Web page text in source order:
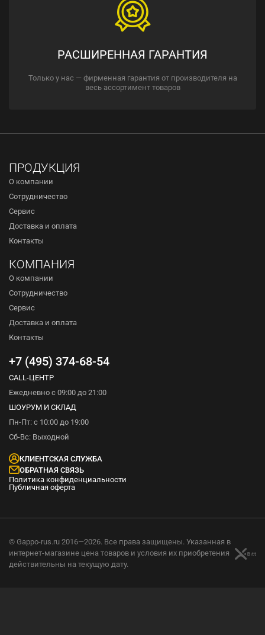
РАСШИРЕННАЯ ГАРАНТИЯ
Только у нас — фирменная гарантия от производителя на
весь ассортимент товаров
ПРОДУКЦИЯ
О компании
Сотрудничество
Сервис
Доставка и оплата
Контакты
КОМПАНИЯ
О компании
Сотрудничество
Сервис
Доставка и оплата
Контакты
+7 (495) 374-68-54
CALL-ЦЕНТР
Ежедневно с 09:00 до 21:00
ШОУРУМ И СКЛАД
Пн-Пт: с 10:00 до 19:00
Сб-Вс: Выходной
КЛИЕНТСКАЯ СЛУЖБА
ОБРАТНАЯ СВЯЗЬ
Политика конфиденциальности
Публичная оферта
© Gappo-rus.ru 2016—2026. Все права защищены. Указанная в
интернет-магазине цена товаров и условия их приобретения
действительны на текущую дату.